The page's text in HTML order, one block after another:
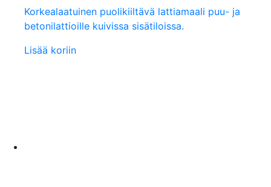
Korkealaatuinen puolikiiltävä lattiamaali puu- ja
betonilattioille kuivissa sisätiloissa.
Lisää koriin